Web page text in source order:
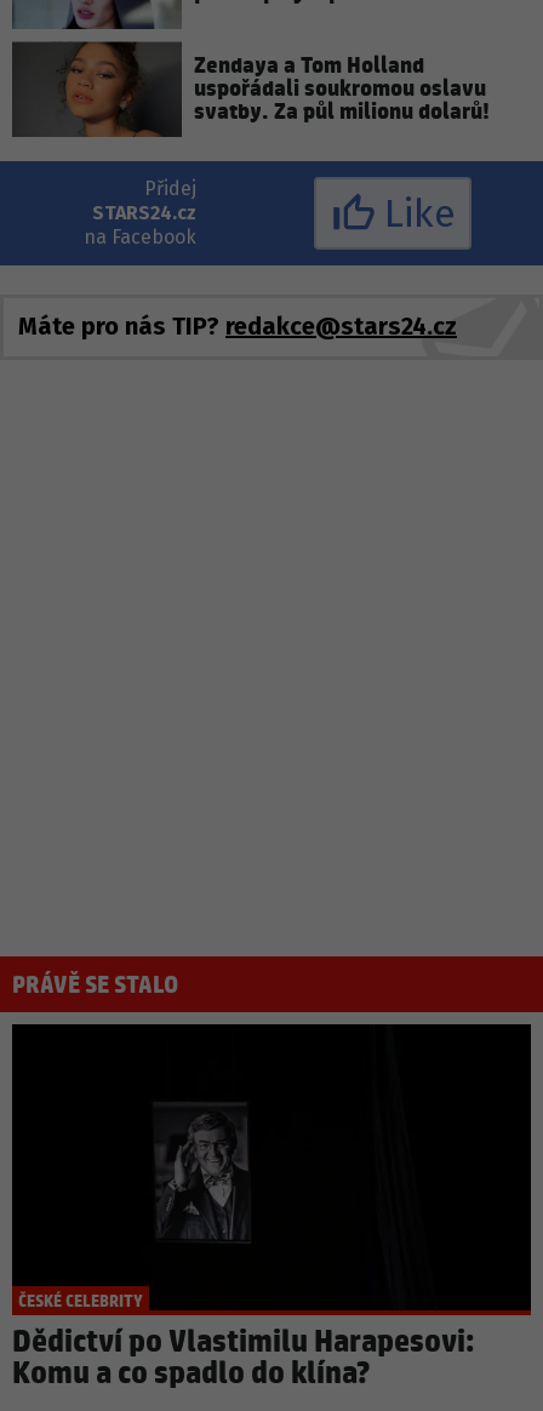
Zendaya a Tom Holland
uspořádali soukromou oslavu
svatby. Za půl milionu dolarů!
Přidej
STARS24.cz
na Facebook
Like
Máte pro nás TIP? redakce@stars24.cz
PRÁVĚ SE STALO
ČESKÉ CELEBRITY
Dědictví po Vlastimilu Harapesovi:
Komu a co spadlo do klína?